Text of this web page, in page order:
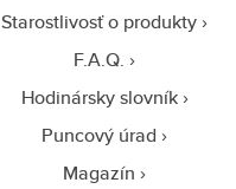
Starostlivosť o produkty
F.A.Q.
Hodinársky slovník
Puncový úrad
Magazín